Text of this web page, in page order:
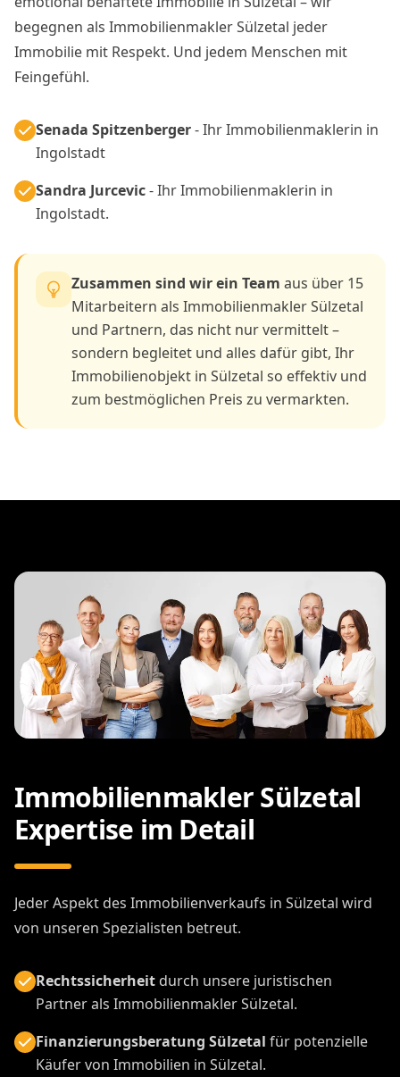
begegnen als Immobilienmakler Sülzetal jeder
Immobilie mit Respekt. Und jedem Menschen mit
Feingefühl.
Senada Spitzenberger- Ihr Immobilienmaklerin in
Ingolstadt
Sandra Jurcevic- Ihr Immobilienmaklerin in
Ingolstadt.
Zusammen sind wir ein Team aus über 15
Mitarbeitern als Immobilienmakler Sülzetal
und Partnern, das nicht nur vermittelt –
sondern begleitet und alles dafür gibt, Ihr
Immobilienobjekt in Sülzetal so effektiv und
zum bestmöglichen Preis zu vermarkten.
Immobilienmakler Sülzetal
Expertise im Detail
Jeder Aspekt des Immobilienverkaufs in Sülzetal wird
von unseren Spezialisten betreut.
Rechtssicherheitdurch unsere juristischen
Partner als Immobilienmakler Sülzetal.
Finanzierungsberatung Sülzetal für potenzielle
Käufer von Immobilien in Sülzetal.